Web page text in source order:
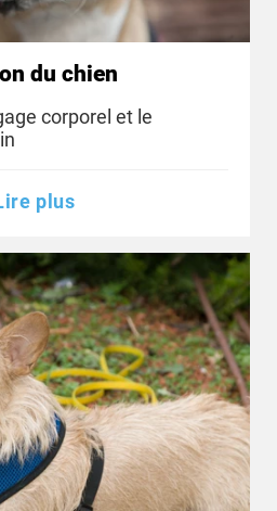
du chien
corporel et le
plus